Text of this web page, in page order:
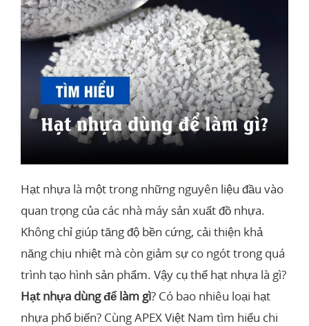
Hạt nhựa là một trong những nguyên liệu đầu vào
quan trọng của các nhà máy sản xuất đồ nhựa.
Không chỉ giúp tăng độ bền cứng, cải thiện khả
năng chịu nhiệt mà còn giảm sự co ngót trong quá
trình tạo hình sản phẩm. Vậy cụ thể hạt nhựa là gì​?
Hạt nhựa dùng để làm gì? Có bao nhiêu loại hạt
nhựa phổ biến? Cùng APEX Việt Nam tìm hiểu chi